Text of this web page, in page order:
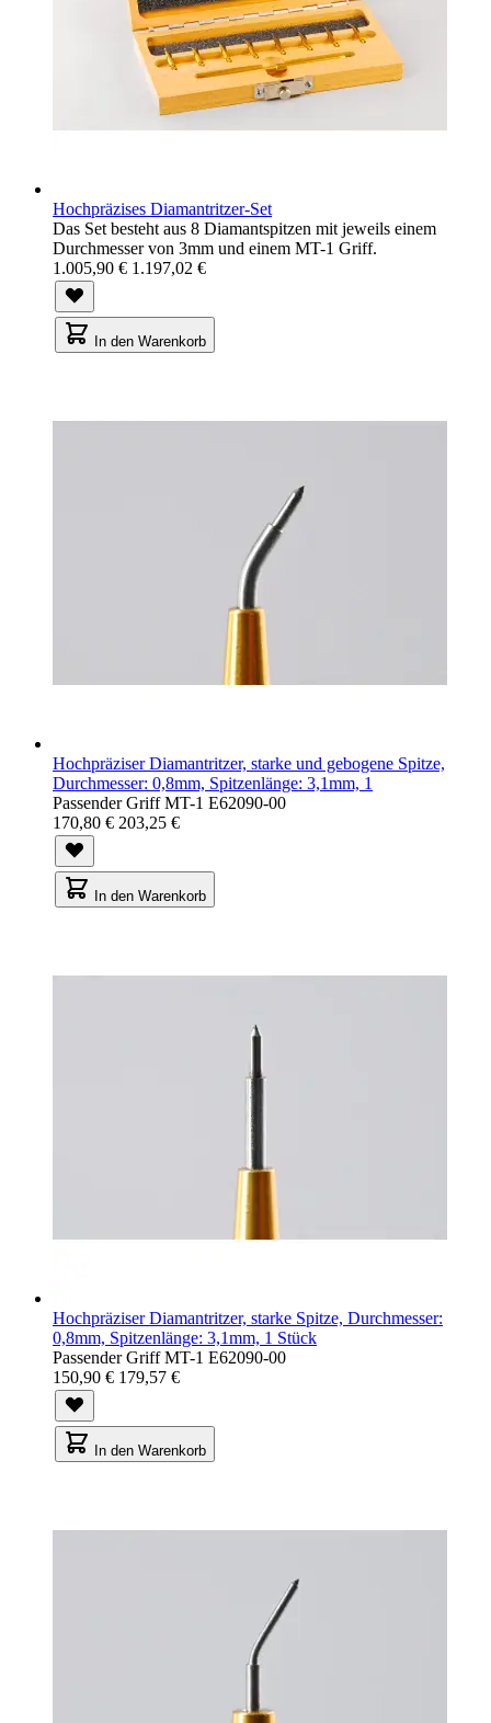
Hochpräzises Diamantritzer-Set
Das Set besteht aus 8 Diamantspitzen mit jeweils einem
Durchmesser von 3mm und einem MT-1 Griff.
1.005,90 € 1.197,02 €
In den Warenkorb
Hochpräziser Diamantritzer, starke und gebogene Spitze,
Durchmesser: 0,8mm, Spitzenlänge: 3,1mm, 1
Passender Griff MT-1 E62090-00
170,80 € 203,25 €
In den Warenkorb
Hochpräziser Diamantritzer, starke Spitze, Durchmesser:
0,8mm, Spitzenlänge: 3,1mm, 1 Stück
Passender Griff MT-1 E62090-00
150,90 € 179,57 €
In den Warenkorb